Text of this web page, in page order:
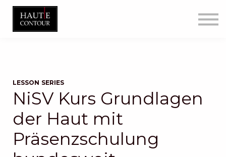
LESSON SERIES
NiSV Kurs Grundlagen
der Haut mit
Präsenzschulung